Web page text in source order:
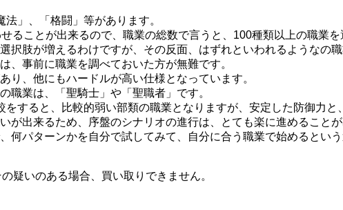
」、「格闘」等があります。
ることが出来るので、職業の総数で言うと、100種類以上の職業を
択肢が増えるわけですが、その反面、はずれといわれるようなの
、事前に職業を調べておいた方が無難です。
り、他にもハードルが高い仕様となっています。
職業は、「聖騎士」や「聖職者」です。
すると、比較的弱い部類の職業となりますが、安定した防御力と
が出来るため、序盤のシナリオの進行は、とても楽に進めることが
何パターンかを自分で試してみて、自分に合う職業で始めるという
疑いのある場合、買い取りできません。